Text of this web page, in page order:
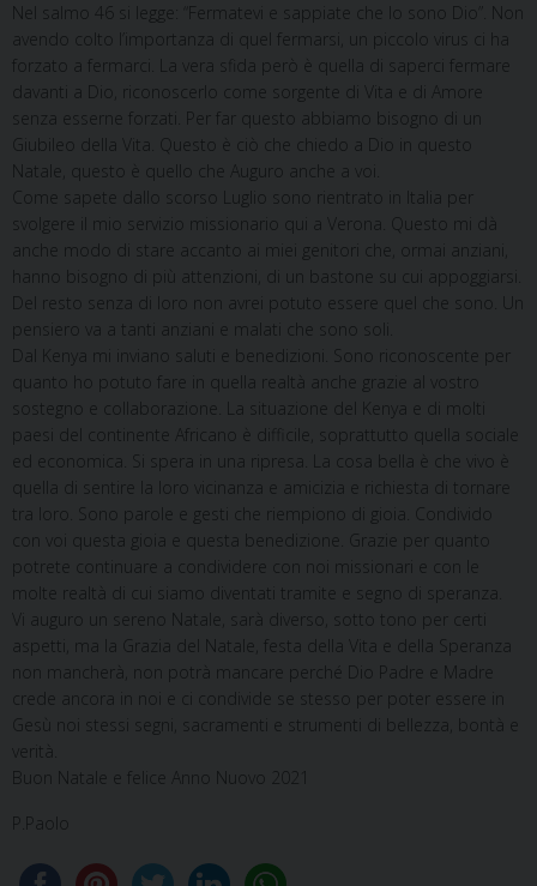
Nel salmo 46 si legge: “Fermatevi e sappiate che Io sono Dio”. Non
avendo colto l’importanza di quel fermarsi, un piccolo virus ci ha
forzato a fermarci. La vera sfida però è quella di saperci fermare
davanti a Dio, riconoscerlo come sorgente di Vita e di Amore
senza esserne forzati. Per far questo abbiamo bisogno di un
Giubileo della Vita. Questo è ciò che chiedo a Dio in questo
Natale, questo è quello che Auguro anche a voi.
Come sapete dallo scorso Luglio sono rientrato in Italia per
svolgere il mio servizio missionario qui a Verona. Questo mi dà
anche modo di stare accanto ai miei genitori che, ormai anziani,
hanno bisogno di più attenzioni, di un bastone su cui appoggiarsi.
Del resto senza di loro non avrei potuto essere quel che sono. Un
pensiero va a tanti anziani e malati che sono soli.
Dal Kenya mi inviano saluti e benedizioni. Sono riconoscente per
quanto ho potuto fare in quella realtà anche grazie al vostro
sostegno e collaborazione. La situazione del Kenya e di molti
paesi del continente Africano è difficile, soprattutto quella sociale
ed economica. Si spera in una ripresa. La cosa bella è che vivo è
quella di sentire la loro vicinanza e amicizia e richiesta di tornare
tra loro. Sono parole e gesti che riempiono di gioia. Condivido
con voi questa gioia e questa benedizione. Grazie per quanto
potrete continuare a condividere con noi missionari e con le
molte realtà di cui siamo diventati tramite e segno di speranza.
Vi auguro un sereno Natale, sarà diverso, sotto tono per certi
aspetti, ma la Grazia del Natale, festa della Vita e della Speranza
non mancherà, non potrà mancare perché Dio Padre e Madre
crede ancora in noi e ci condivide se stesso per poter essere in
Gesù noi stessi segni, sacramenti e strumenti di bellezza, bontà e
verità.
Buon Natale e felice Anno Nuovo 2021
P.Paolo